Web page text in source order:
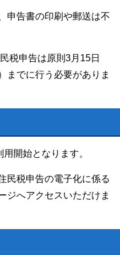
申告書の印刷や郵送は不
税申告は原則3月15日
までに行う必要がありま
開始となります。
民税申告の電子化に係る
ジへアクセスいただけま